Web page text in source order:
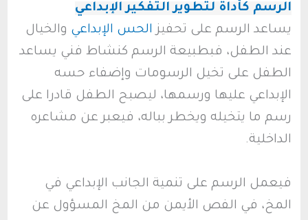
الرسم كأداة لتطوير التفكير الإبداعي
يساعد الرسم على تحفيز الحس الإبداعي والخيال
عند الطفل، فبطبيعة الرسم كنشاط فني يساعد
الطفل على تخيل الرسومات وإضفاء حسه
الإبداعي عليها ورسمها، ليصبح الطفل قادرا على
رسم ما يتخيله ويخطر بباله، فيعبر عن مشاعره
الداخلية.
فيعمل الرسم على تنمية الجانب الإبداعي في
المخ، في الفص الأيمن من المخ المسؤول عن